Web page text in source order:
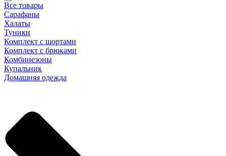
Все товары
Сарафаны
Халаты
Туники
Комплект с шортами
Комплект с брюками
Комбинезоны
Купальник
Домашняя одежда